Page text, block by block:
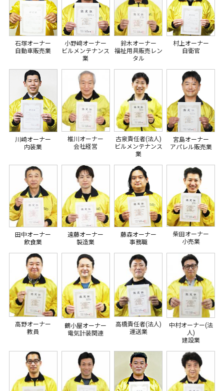
石塚オーナー
自動車販売業
小野﨑オーナー
ビルメンテナンス
業
鈴木オーナー
福祉用具販売レン
タル
村上オーナー
自衛官
川崎オーナー
内装業
椎川オーナー
会社経営
古泉責任者(法人)
ビルメンテナンス
業
宮島オーナー
アパレル販売業
田中オーナー
飲食業
遠藤オーナー
製造業
藤森オーナー
事務職
柴田オーナー
小売業
高野オーナー
教員
鶴小屋オーナー
電気計装関連
高橋責任者(法人)
運送業
中村オーナー(法
人)
建設業